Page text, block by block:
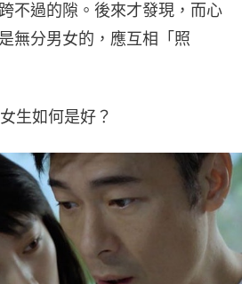
不過的隙。後來才發現，而心
無分男女的，應互相「照
生如何是好？